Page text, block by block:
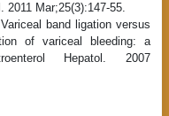
2011 Mar;25(3):147-55.
band ligation versus
of variceal bleeding: a
Hepatol. 2007